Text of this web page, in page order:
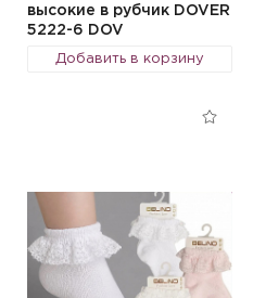
высокие в рубчик DOVER
5222-6 DOV
Добавить в корзину